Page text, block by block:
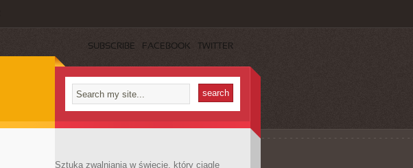
SUBSCRIBE FACEBOOK TWITTER
Sztuka zwalniania w świecie, który ciągle